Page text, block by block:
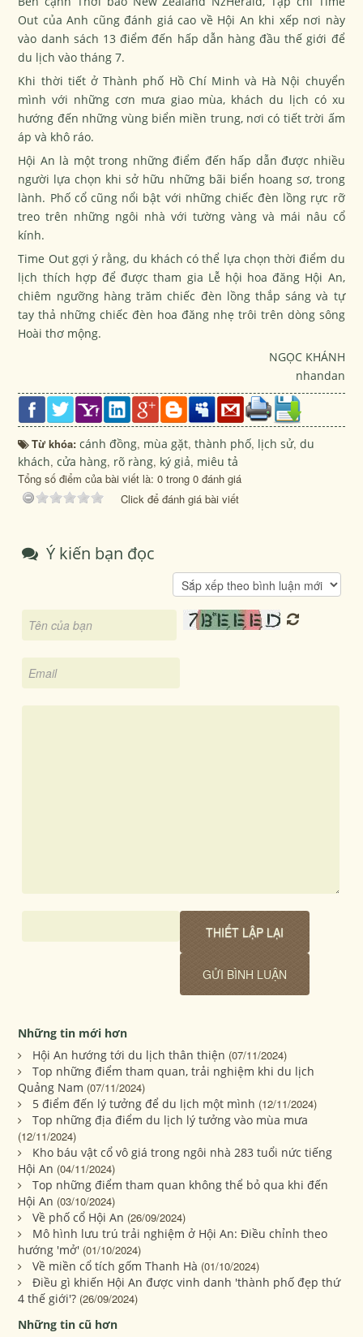
Out của Anh cũng đánh giá cao về Hội An khi xếp nơi này
vào danh sách 13 điểm đến hấp dẫn hàng đầu thế giới để
du lịch vào tháng 7.
Khi thời tiết ở Thành phố Hồ Chí Minh và Hà Nội chuyển
mình với những cơn mưa giao mùa, khách du lịch có xu
hướng đến những vùng biển miền trung, nơi có tiết trời ấm
áp và khô ráo.
Hội An là một trong những điểm đến hấp dẫn được nhiều
người lựa chọn khi sở hữu những bãi biển hoang sơ, trong
lành. Phố cổ cũng nổi bật với những chiếc đèn lồng rực rỡ
treo trên những ngôi nhà với tường vàng và mái nâu cổ
kính.
Time Out gợi ý rằng, du khách có thể lựa chọn thời điểm du
lịch thích hợp để được tham gia Lễ hội hoa đăng Hội An,
chiêm ngưỡng hàng trăm chiếc đèn lồng thắp sáng và tự
tay thả những chiếc đèn hoa đăng nhẹ trôi trên dòng sông
Hoài thơ mộng.
NGỌC KHÁNH
nhandan
Từ khóa:cánh đồng, mùa gặt,thành phố, lịch sử,du
khách,cửa hàng, rõ ràng, ký giả, miêu tả
Tổng số điểm của bài viết là: 0 trong 0 đánh giá
Click để đánh giá bài viết
Ý kiến bạn đọc
Những tin mới hơn
Hội An hướng tới du lịch thân thiện (07/11/2024)
Top những điểm tham quan, trải nghiệm khi du lịch
Quảng Nam (07/11/2024)
5 điểm đến lý tưởng để du lịch một mình (12/11/2024)
Top những địa điểm du lịch lý tưởng vào mùa mưa
(12/11/2024)
Kho báu vật cổ vô giá trong ngôi nhà 283 tuổi nức tiếng
Hội An (04/11/2024)
Top những điểm tham quan không thể bỏ qua khi đến
Hội An (03/10/2024)
Về phố cổ Hội An (26/09/2024)
Mô hình lưu trú trải nghiệm ở Hội An: Điều chỉnh theo
hướng 'mở' (01/10/2024)
Về miền cổ tích gốm Thanh Hà (01/10/2024)
Điều gì khiến Hội An được vinh danh 'thành phố đẹp thứ
4 thế giới'? (26/09/2024)
Những tin cũ hơn